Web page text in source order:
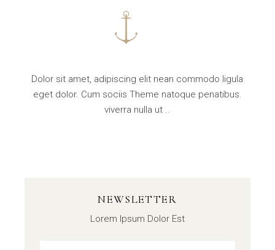
Dolor sit amet, adipiscing elit nean commodo ligula
eget dolor. Cum sociis Theme natoque penatibus.
viverra nulla ut ..
NEWSLETTER
Lorem Ipsum Dolor Est